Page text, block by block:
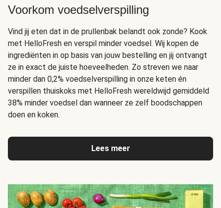
Voorkom voedselverspilling
Vind jij eten dat in de prullenbak belandt ook zonde? Kook
met HelloFresh en verspil minder voedsel. Wij kopen de
ingrediënten in op basis van jouw bestelling en jij ontvangt
ze in exact de juiste hoeveelheden. Zo streven we naar
minder dan 0,2% voedselverspilling in onze keten én
verspillen thuiskoks met HelloFresh wereldwijd gemiddeld
38% minder voedsel dan wanneer ze zelf boodschappen
doen en koken.
Lees meer